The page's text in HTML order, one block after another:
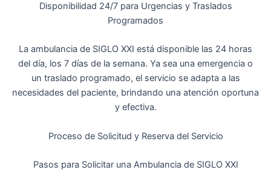
Disponibilidad 24/7 para Urgencias y Traslados
Programados
La ambulancia de SIGLO XXI está disponible las 24 horas
del día, los 7 días de la semana. Ya sea una emergencia o
un traslado programado, el servicio se adapta a las
necesidades del paciente, brindando una atención oportuna
y efectiva.
Proceso de Solicitud y Reserva del Servicio
Pasos para Solicitar una Ambulancia de SIGLO XXI